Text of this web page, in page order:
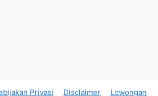
Privasi Disclaimer Lowongan